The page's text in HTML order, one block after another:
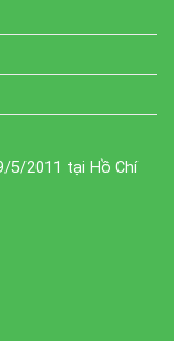
5/2011 tại Hồ Chí